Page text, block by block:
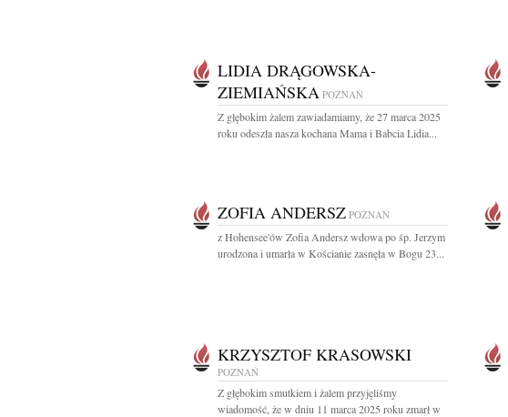
LIDIA DRĄGOWSKA-
ZIEMIAŃSKA POZNAŃ
Z głębokim żalem zawiadamiamy, że 27 marca 2025
roku odeszła nasza kochana Mama i Babcia Lidia...
ZOFIA ANDERSZ POZNAŃ
z Hohensee'ów Zofia Andersz wdowa po śp. Jerzym
urodzona i umarła w Kościanie zasnęła w Bogu 23...
KRZYSZTOF KRASOWSKI
POZNAŃ
Z głębokim smutkiem i żalem przyjęliśmy
wiadomość, że w dniu 11 marca 2025 roku zmarł w